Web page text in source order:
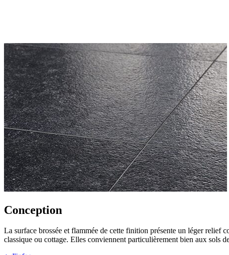
Conception
La surface brossée et flammée de cette finition présente un léger relief
classique ou cottage. Elles conviennent particulièrement bien aux sols